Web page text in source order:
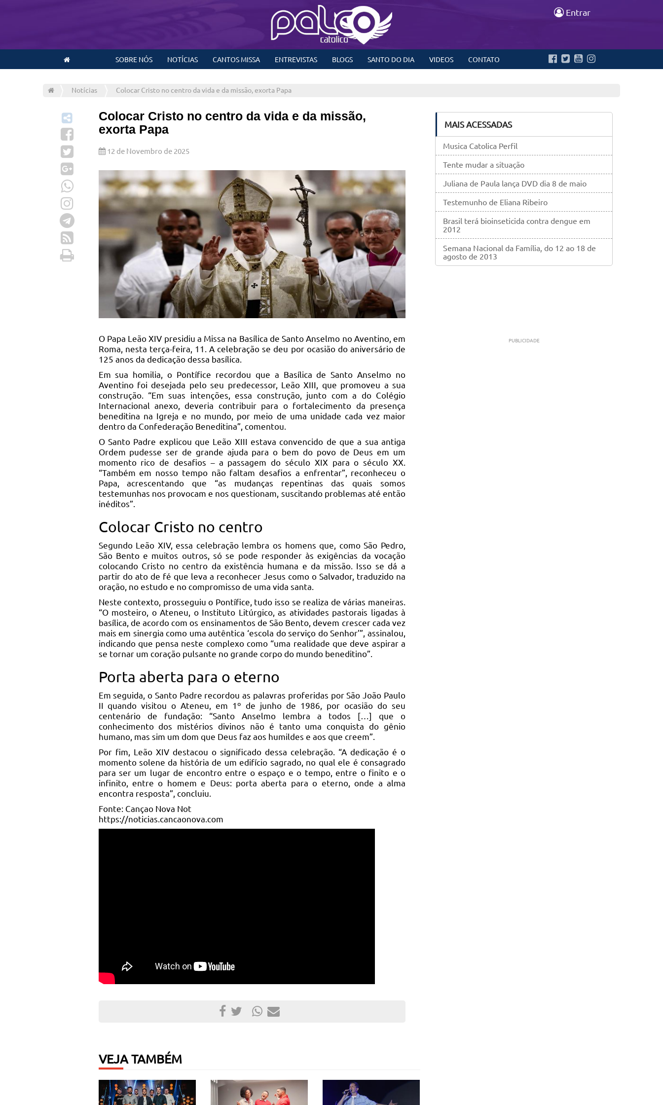
Entrar
SOBRE NÓS NOTÍCIAS CANTOS MISSA ENTREVISTAS BLOGS SANTO DO DIA VIDEOS CONTATO
Notícias Colocar Cristo no centro da vida e da missão, exorta Papa
Colocar Cristo no centro da vida e da missão,
exorta Papa
12 de Novembro de 2025
O Papa Leão XIV presidiu a Missa na Basílica de Santo Anselmo no Aventino, em
Roma, nesta terça-feira, 11. A celebração se deu por ocasião do aniversário de
125 anos da dedicação dessa basílica.
Em sua homilia, o Pontífice recordou que a Basílica de Santo Anselmo no
Aventino foi desejada pelo seu predecessor, Leão XIII, que promoveu a sua
construção. “Em suas intenções, essa construção, junto com a do Colégio
Internacional anexo, deveria contribuir para o fortalecimento da presença
beneditina na Igreja e no mundo, por meio de uma unidade cada vez maior
dentro da Confederação Beneditina”, comentou.
O Santo Padre explicou que Leão XIII estava convencido de que a sua antiga
Ordem pudesse ser de grande ajuda para o bem do povo de Deus em um
momento rico de desafios – a passagem do século XIX para o século XX.
“Também em nosso tempo não faltam desafios a enfrentar”, reconheceu o
Papa, acrescentando que “as mudanças repentinas das quais somos
testemunhas nos provocam e nos questionam, suscitando problemas até então
inéditos”.
Colocar Cristo no centro
Segundo Leão XIV, essa celebração lembra os homens que, como São Pedro,
São Bento e muitos outros, só se pode responder às exigências da vocação
colocando Cristo no centro da existência humana e da missão. Isso se dá a
partir do ato de fé que leva a reconhecer Jesus como o Salvador, traduzido na
oração, no estudo e no compromisso de uma vida santa.
Neste contexto, prosseguiu o Pontífice, tudo isso se realiza de várias maneiras.
“O mosteiro, o Ateneu, o Instituto Litúrgico, as atividades pastorais ligadas à
basílica, de acordo com os ensinamentos de São Bento, devem crescer cada vez
mais em sinergia como uma autêntica ‘escola do serviço do Senhor’”, assinalou,
indicando que pensa neste complexo como “uma realidade que deve aspirar a
se tornar um coração pulsante no grande corpo do mundo beneditino”.
Porta aberta para o eterno
Em seguida, o Santo Padre recordou as palavras proferidas por São João Paulo
II quando visitou o Ateneu, em 1º de junho de 1986, por ocasião do seu
centenário de fundação: “Santo Anselmo lembra a todos […] que o
conhecimento dos mistérios divinos não é tanto uma conquista do gênio
humano, mas sim um dom que Deus faz aos humildes e aos que creem”.
Por fim, Leão XIV destacou o significado dessa celebração. “A dedicação é o
momento solene da história de um edifício sagrado, no qual ele é consagrado
para ser um lugar de encontro entre o espaço e o tempo, entre o finito e o
infinito, entre o homem e Deus: porta aberta para o eterno, onde a alma
encontra resposta”, concluiu.
Fonte: Cançao Nova Not
https://noticias.cancaonova.com
VEJA TAMBÉM
MAIS ACESSADAS
Musica Catolica Perfil
Tente mudar a situação
Juliana de Paula lança DVD dia 8 de maio
Testemunho de Eliana Ribeiro
Brasil terá bioinseticida contra dengue em
2012
Semana Nacional da Família, do 12 ao 18 de
agosto de 2013
PUBLICIDADE